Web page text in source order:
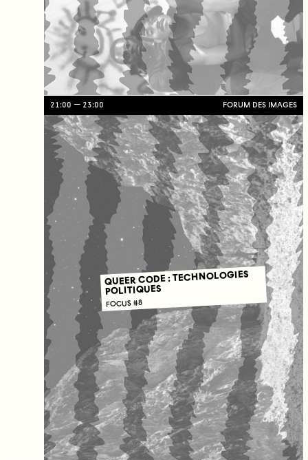
21:00 23:00 FORUM DES IMAGES
QUEER CODE : TECHNOLOGIES
POLITIQUES
FOCUS #8